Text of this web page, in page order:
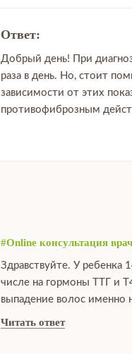
Ответ:
Добрый день! При
раза в день. Но, стоит
зависимости от этих
противофиброзным
#Online консультация
Здравствуйте. У ребенка
числе на гормоны ТТГ и
выпадение волос именно
Читать ответ